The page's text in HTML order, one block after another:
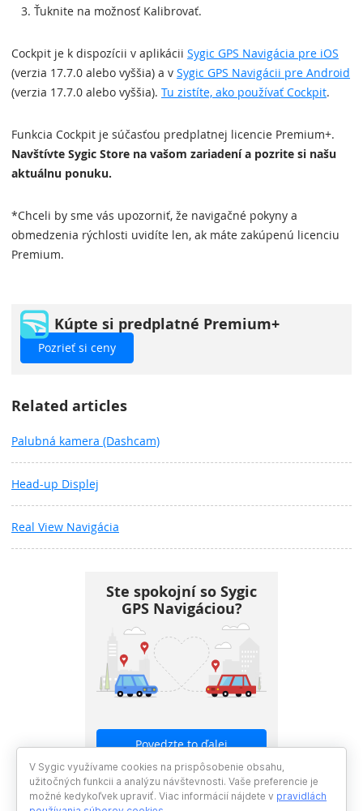
Ťuknite na možnosť Kalibrovať.
Cockpit je k dispozícii v aplikácii Sygic GPS Navigácia pre iOS
(verzia 17.7.0 alebo vyššia) a v Sygic GPS Navigácii pre Android
(verzia 17.7.0 alebo vyššia). Tu zistíte, ako používať Cockpit.
Funkcia Cockpit je súčasťou predplatnej licencie Premium+.
Navštívte Sygic Store na vašom zariadení a pozrite si našu
aktuálnu ponuku.
*Chceli by sme vás upozorniť, že navigačné pokyny a
obmedzenia rýchlosti uvidíte len, ak máte zakúpenú licenciu
Premium.
Kúpte si predplatné Premium+
Pozrieť si ceny
Related articles
Palubná kamera (Dashcam)
Head-up Displej
Real View Navigácia
Ste spokojní so Sygic
GPS Navigáciou?
Povedzte to ďalej
V Sygic využívame cookies na prispôsobenie obsahu,
užitočných funkcii a analýzu návštevnosti. Vaše preferencie je
možné kedykoľvek upraviť. Viac informácií nájdete v pravidlách